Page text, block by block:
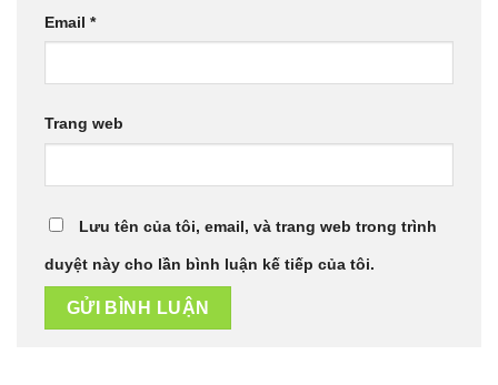
Email *
Trang web
Lưu tên của tôi, email, và trang web trong trình
duyệt này cho lần bình luận kế tiếp của tôi.